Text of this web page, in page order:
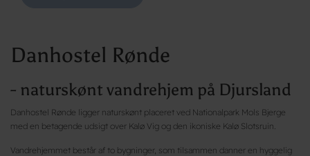
Danhostel Rønde
- naturskønt vandrehjem på Djursland
Danhostel Rønde ligger naturskønt placeret ved Nationalpark Mols Bjerge
med en betagende udsigt over Kalø Vig og den ikoniske Kalø Slotsruin.
Vandrehjemmet består af to bygninger, som tilsammen danner en hyggelig